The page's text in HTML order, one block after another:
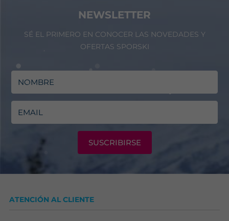
NEWSLETTER
SÉ EL PRIMERO EN CONOCER LAS NOVEDADES Y
OFERTAS SPORSKI
SUSCRIBIRSE
ATENCIÓN AL CLIENTE